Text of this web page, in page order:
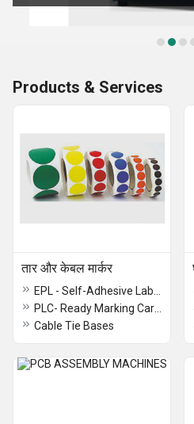
Products & Services
तार और केबल मार्कर
Cable Tie Bases